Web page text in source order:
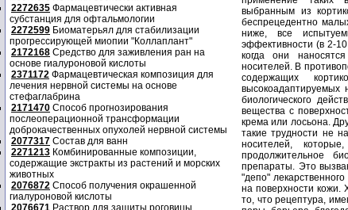
2272635 Фармацевтически активная
субстанция для офтальмологии
2272599 Биоматерьял для стабилизации
прогрессирующей миопии "Коллаплант"
2172168 Средство для заживления ран на
основе гиалуроновой кислоты
2371172 Фармацевтическая композиция для
лечения нервной системы на основе
стефаглабрина
2171470 Способ прогнозирования
послеоперационной трансформации
доброкачественных опухолей нервной системы
2077317 Состав для ванн
2271213 Комбинированные композиции,
содержащие экстракты из растений и морских
животных
2076872 Способ получения окрашенной
гиалуроновой кислоты
2076671 Раствор для защиты роговицы